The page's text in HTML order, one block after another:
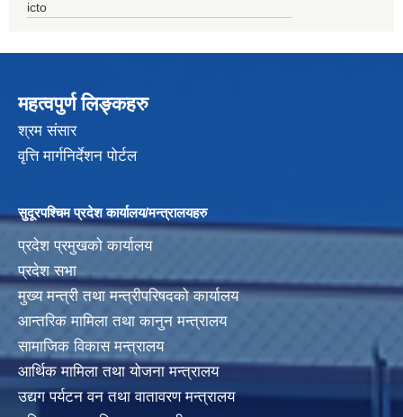
icto
महत्वपुर्ण लिङ्कहरु
श्रम संसार
वृत्ति मार्गनिर्देशन पोर्टल
सुदूरपश्चिम प्रदेश कार्यालय/मन्त्रालयहरु
प्रदेश प्रमुखको कार्यालय
प्रदेश सभा
मुख्य मन्त्री तथा मन्त्रीपरिषदको कार्यालय
आन्तरिक मामिला तथा कानुन मन्त्रालय
सामाजिक विकास मन्त्रालय
आर्थिक मामिला तथा योजना मन्त्रालय
उद्यग पर्यटन वन तथा वातावरण मन्त्रालय